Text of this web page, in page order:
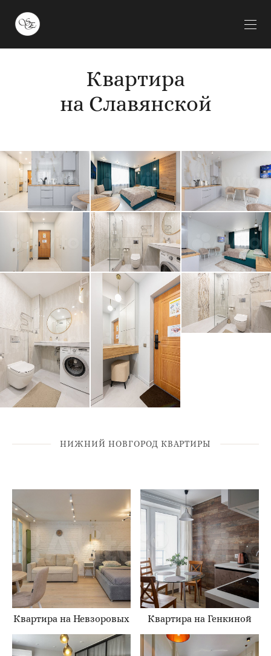
Квартира
на Славянской
НИЖНИЙ НОВГОРОД КВАРТИРЫ
Квартира на Невзоровых Квартира на Генкиной